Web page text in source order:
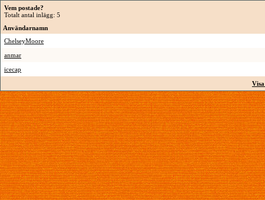
Vem postade?
Totalt antal inlägg: 5
Användarnamn
ChelseyMoore
anmar
icecap